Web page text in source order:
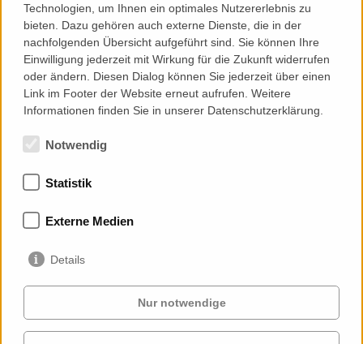
Consultancy
Grundlagenermittlung und Zielstellung
Genehmigungsplanung
Ausführungsplanung
Leistungsbeschreibung / Vergabe-Dokumentation
Mitgliedschaften
Technologien, um Ihnen ein optimales Nutzererlebnis zu
bieten. Dazu gehören auch externe Dienste, die in der
nachfolgenden Übersicht aufgeführt sind. Sie können Ihre
Einwilligung jederzeit mit Wirkung für die Zukunft widerrufen
oder ändern. Diesen Dialog können Sie jederzeit über einen
Link im Footer der Website erneut aufrufen. Weitere
Informationen finden Sie in unserer Datenschutzerklärung.
Notwendig
Statistik
Externe Medien
Details
Nur notwendige